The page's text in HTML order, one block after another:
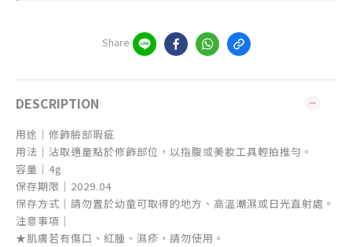
Share
DESCRIPTION
用途｜修飾臉部瑕疵
用法｜沾取適量點於修飾部位，以指腹或美妝工具輕拍推勻。
容量｜4g
保存期限｜2029.04
保存方式｜請勿置於幼童可取得的地方、高溫潮濕或日光直射處。
注意事項｜
★肌膚若有傷口、紅腫、濕疹，請勿使用。